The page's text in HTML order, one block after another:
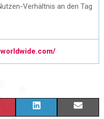
Verhältnis an den Tag